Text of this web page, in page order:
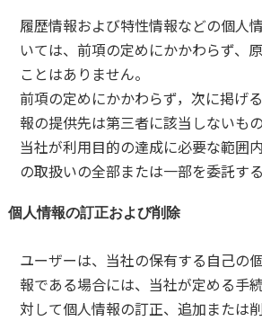
履歴情報および特性情報などの個人
いては、前項の定めにかかわらず、
ことはありません。
前項の定めにかかわらず，次に掲げ
報の提供先は第三者に該当しないもの
当社が利用目的の達成に必要な範囲
の取扱いの全部または一部を委託す
個人情報の訂正および削除
ユーザーは、当社の保有する自己の
報である場合には、当社が定める手
対して個人情報の訂正、追加または